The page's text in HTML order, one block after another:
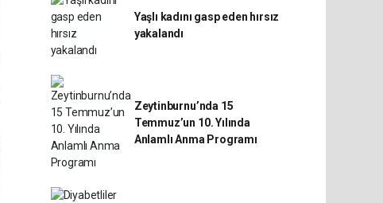
Yaşlı kadını gasp eden hırsız
yakalandı
Zeytinburnu’nda 15
Temmuz’un 10. Yılında
Anlamlı Anma Programı